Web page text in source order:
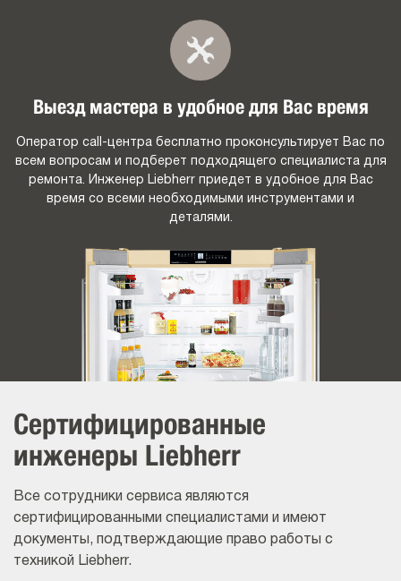
Выезд мастера в удобное для Вас время
Оператор call-центра бесплатно проконсультирует Вас по
всем вопросам и подберет подходящего специалиста для
ремонта. Инженер Liebherr приедет в удобное для Вас
время со всеми необходимыми инструментами и
деталями.
Сертифицированные
инженеры Liebherr
Все сотрудники сервиса являются
сертифицированными специалистами и имеют
документы, подтверждающие право работы с
техникой Liebherr.